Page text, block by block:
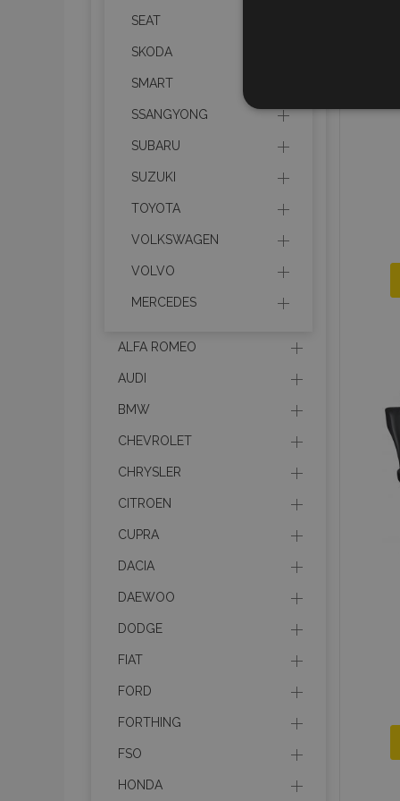
SEAT
SKODA
SMART
SSANGYONG
SUBARU
SUZUKI
TOYOTA
VOLKSWAGEN
VOLVO
MERCEDES
ALFA ROMEO
AUDI
BMW
CHEVROLET
CHRYSLER
CITROEN
CUPRA
DACIA
DAEWOO
DODGE
FIAT
FORD
FORTHING
FSO
HONDA
Strictly necessary
properly without strictly
product_data_storage
mage-translation-file-
mage-cache-sessid
recently_viewed_product